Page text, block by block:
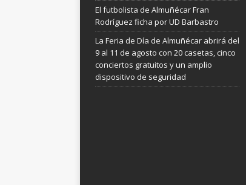
El futbolista de Almuñécar Fran
Rodríguez ficha por UD Barbastro
La Feria de Día de Almuñécar abrirá del
9 al 11 de agosto con 20 casetas, cinco
conciertos gratuitos y un amplio
dispositivo de seguridad